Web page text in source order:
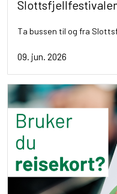
Ta bussen til og fra
09. jun. 2026